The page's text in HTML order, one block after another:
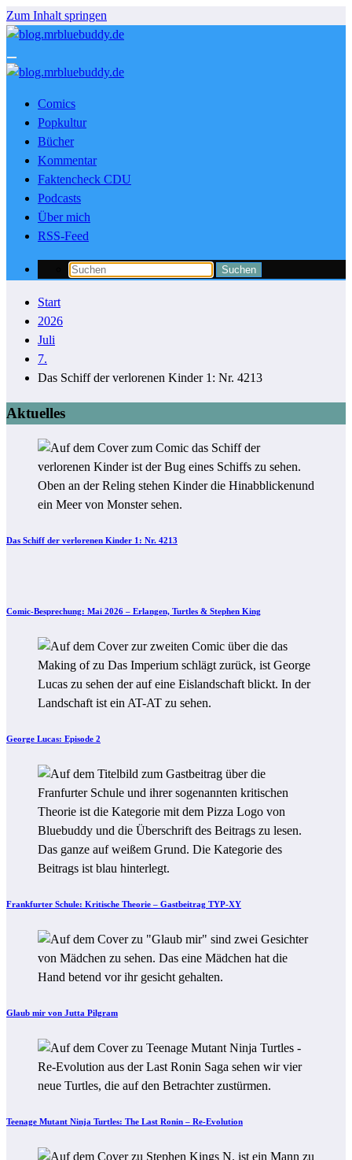
Zum Inhalt springen
Comics
Popkultur
Bücher
Kommentar
Faktencheck CDU
Podcasts
Über mich
RSS-Feed
Start
2026
Juli
7.
Das Schiff der verlorenen Kinder 1: Nr. 4213
Aktuelles
Das Schiff der verlorenen Kinder 1: Nr. 4213
Comic-Besprechung: Mai 2026 – Erlangen, Turtles & Stephen King
George Lucas: Episode 2
Frankfurter Schule: Kritische Theorie – Gastbeitrag TYP-XY
Glaub mir von Jutta Pilgram
Teenage Mutant Ninja Turtles: The Last Ronin – Re-Evolution